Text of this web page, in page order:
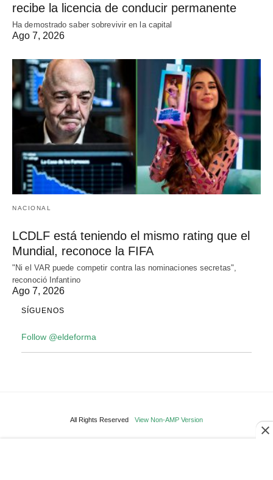
recibe la licencia de conducir permanente
Ha demostrado saber sobrevivir en la capital
Ago 7, 2026
NACIONAL
LCDLF está teniendo el mismo rating que el
Mundial, reconoce la FIFA
"Ni el VAR puede competir contra las nominaciones secretas",
reconoció Infantino
Ago 7, 2026
SÍGUENOS
Follow @eldeforma
All Rights Reserved View Non-AMP Version